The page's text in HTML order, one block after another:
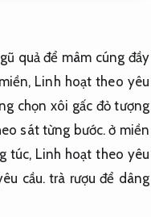
quả để mâm cúng đầy
Linh hoạt theo yêu
chọn xôi gấc đỏ tượng
sát từng bước. ở miền
túc, Linh hoạt theo yêu
cầu. trà rượu để dâng